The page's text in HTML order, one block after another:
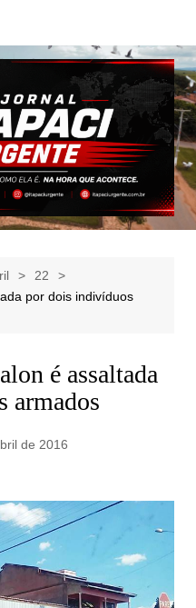
22
por dois indivíduos
é assaltada
armados
de 2016